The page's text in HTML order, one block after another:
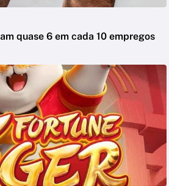
quase 6 em cada 10 empregos